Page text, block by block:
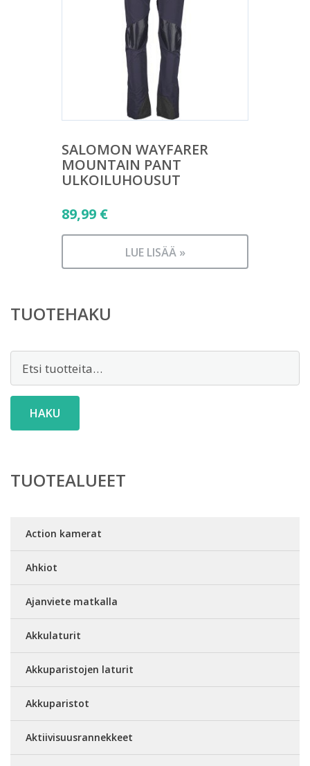
SALOMON WAYFARER
MOUNTAIN PANT
ULKOILUHOUSUT
89,99 €
LUE LISÄÄ »
TUOTEHAKU
HAKU
TUOTEALUEET
Action kamerat
Ahkiot
Ajanviete matkalla
Akkulaturit
Akkuparistojen laturit
Akkuparistot
Aktiivisuusrannekkeet